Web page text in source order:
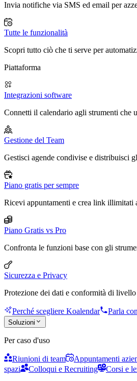
Invia notifiche via SMS ed email per
Tutte le funzionalità
Scopri tutto ciò che ti serve per
Piattaforma
Integrazioni software
Connetti il calendario agli strumenti che
Gestione del Team
Gestisci agende condivise e distribuisci
Piano gratis per sempre
Ricevi appuntamenti e crea link illimitati
Piano Gratis vs Pro
Confronta le funzioni base con gli
Sicurezza e Privacy
Protezione dei dati e conformità di livello
Perché scegliere Koalendar Parla
Soluzioni
Per caso d'uso
Riunioni di team Appuntamenti
spazi
Colloqui e Recruiting
Corsi e